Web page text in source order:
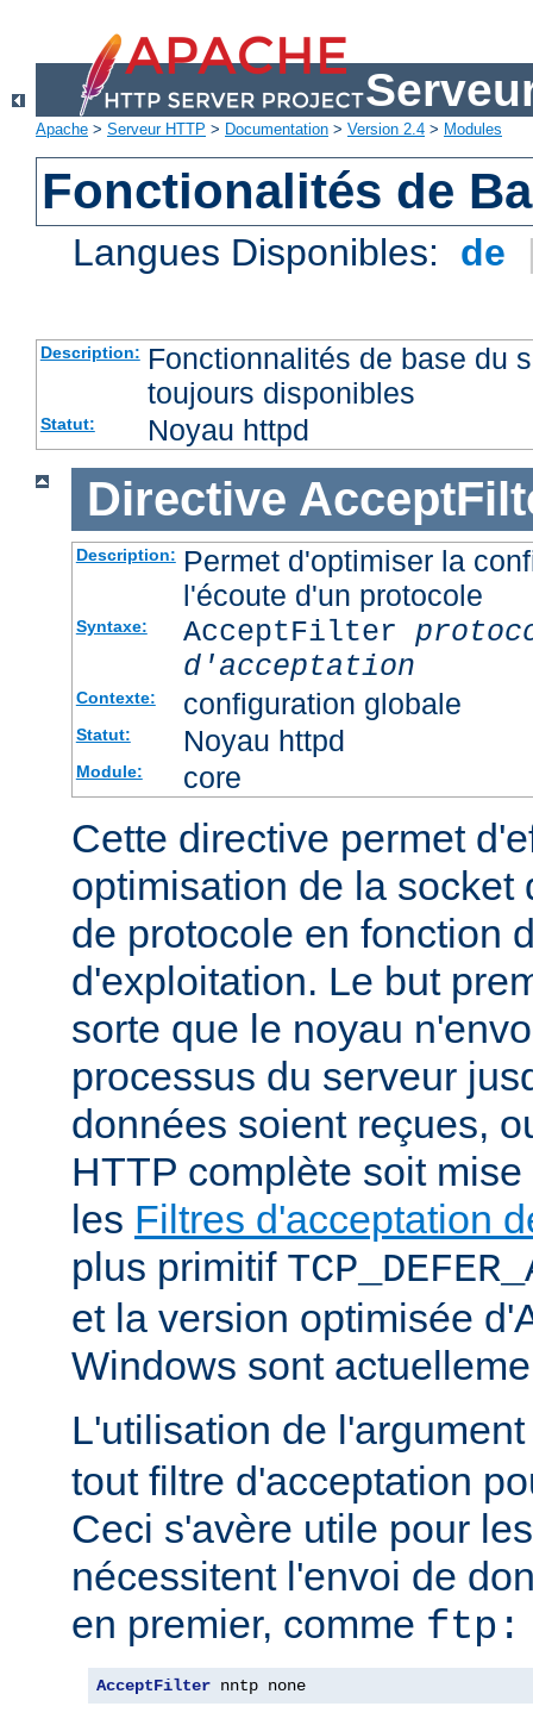
Apache > Serveur HTTP > Documentation > Version 2.4 > Modules
Fonctionalités de
Langues Disponibles: de
Description: Fonctionnalités de base du
toujours disponibles
Statut: Noyau httpd
Directive
Description: Permet d'optimiser la
l'écoute d'un protocole
Syntaxe: AcceptFilter
d'acceptation
Contexte: configuration globale
Statut: Noyau httpd
Module: core
Cette directive permet
optimisation de la socket
de protocole en fonction
d'exploitation. Le but
sorte que le noyau
processus du serveur
données soient reçues,
HTTP complète soit
les Filtres d'acceptation
plus primitif
et la version optimisée
Windows sont
L'utilisation de
tout filtre d'acceptation
Ceci s'avère utile pour
nécessitent l'envoi de
en premier, comme ftp:
AcceptFilter nntp none